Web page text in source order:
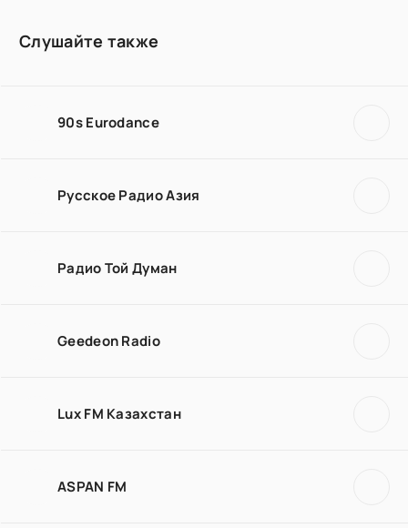
Слушайте также
90s Eurodance
Русское Радио Азия
Радио Той Думан
Geedeon Radio
Lux FM Казахстан
ASPAN FM